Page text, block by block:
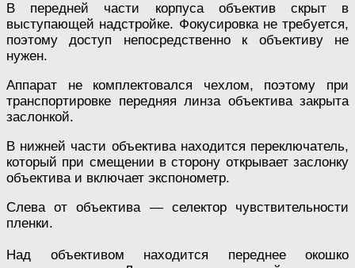
В передней части корпуса объектив скрыт в
выступающей надстройке. Фокусировка не требуется,
поэтому доступ непосредственно к объективу не
нужен.
Аппарат не комплектовался чехлом, поэтому при
транспортировке передняя линза объектива закрыта
заслонкой.
В нижней части объектива находится переключатель,
который при смещении в сторону открывает заслонку
объектива и включает экспонометр.
Слева от объектива — селектор чувствительности
пленки.
Над объективом находится переднее окошко